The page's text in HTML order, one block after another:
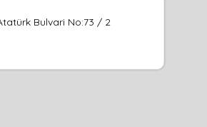
Bulvari No:73 / 2